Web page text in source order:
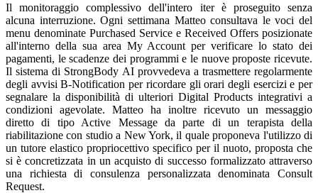
Il monitoraggio complessivo dell'intero iter è proseguito senza
alcuna interruzione. Ogni settimana Matteo consultava le voci del
menu denominate Purchased Service e Received Offers posizionate
all'interno della sua area My Account per verificare lo stato dei
pagamenti, le scadenze dei programmi e le nuove proposte ricevute.
Il sistema di StrongBody AI provvedeva a trasmettere regolarmente
degli avvisi B-Notification per ricordare gli orari degli esercizi e per
segnalare la disponibilità di ulteriori Digital Products integrativi a
condizioni agevolate. Matteo ha inoltre ricevuto un messaggio
diretto di tipo Active Message da parte di un terapista della
riabilitazione con studio a New York, il quale proponeva l'utilizzo di
un tutore elastico propriocettivo specifico per il nuoto, proposta che
si è concretizzata in un acquisto di successo formalizzato attraverso
una richiesta di consulenza personalizzata denominata Consult
Request.